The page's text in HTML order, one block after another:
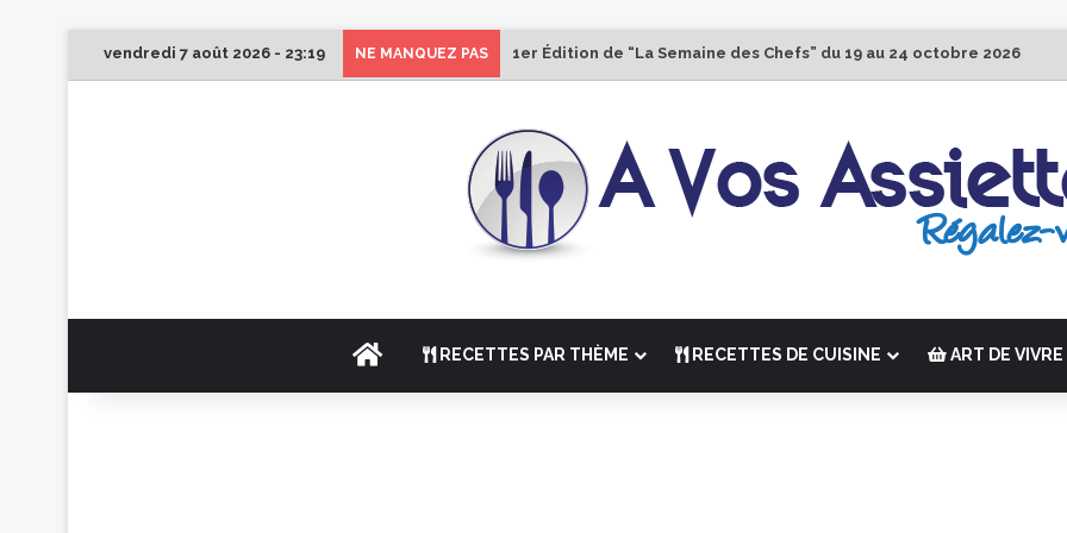
vendredi 7 août 2026 - 23:19 NE MANQUEZ PAS 1er Édition de “La Semaine des Chefs” du 19 au 24 octobre 2026
ACCUEILRECETTES PAR THÈME RECETTES DE CUISINE ART DE VIVRE